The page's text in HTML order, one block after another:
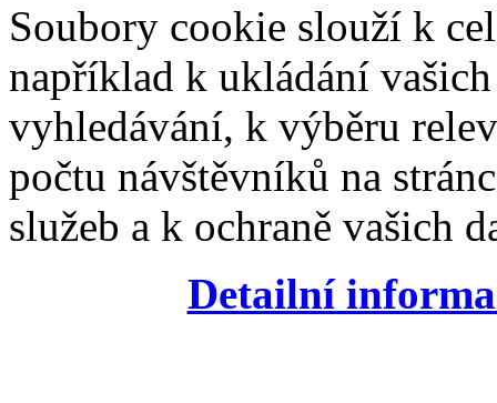
Soubory cookie slouží k
například k ukládání
vyhledávání, k výběru
počtu návštěvníků na
služeb a k ochraně vašich
Detailní